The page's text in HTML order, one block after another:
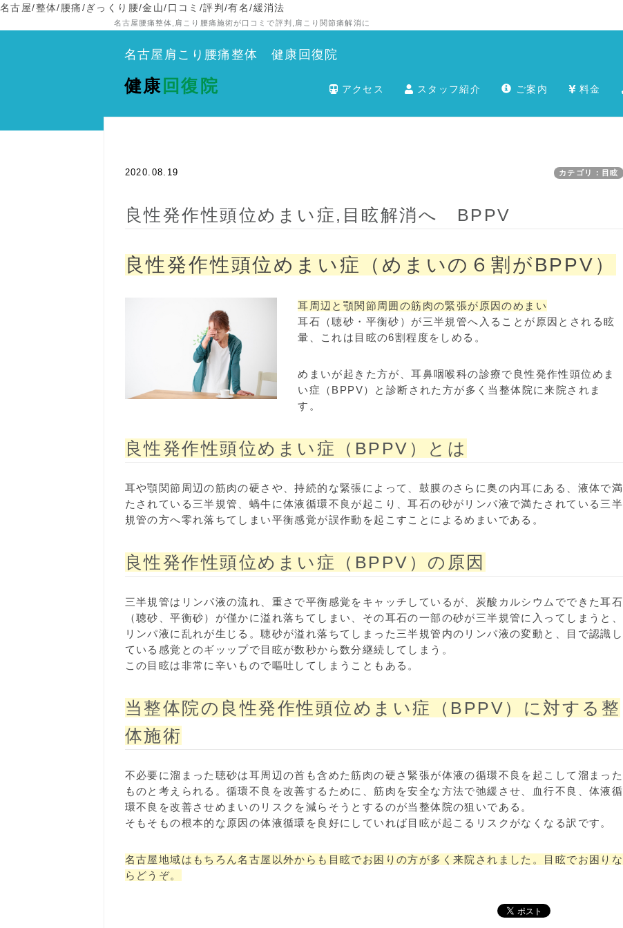
名古屋/整体/腰痛/ぎっくり腰/金山/口コミ/評判/有名/緩消法
名古屋腰痛整体,肩こり腰痛施術が口コミで評判,肩こり関節痛解消に
名古屋肩こり腰痛整体 健康回復院
アクセス スタッフ紹介 ご案内 料金
健康 回復院
2020.08.19 カテゴリ：目眩
良性発作性頭位めまい症,目眩解消へ BPPV
良性発作性頭位めまい症（めまいの６割がBPPV）
耳周辺と顎関節周囲の筋肉の緊張が原因のめまい
耳石（聴砂・平衡砂）が三半規管へ入ることが原因とされる眩
暈、これは目眩の6割程度をしめる。
めまいが起きた方が、耳鼻咽喉科の診療で良性発作性頭位めま
い症（BPPV）と診断された方が多く当整体院に来院されま
す。
良性発作性頭位めまい症（BPPV）とは
耳や顎関節周辺の筋肉の硬さや、持続的な緊張によって、鼓膜のさらに奥の内耳にある、液体で満
たされている三半規管、蝸牛に体液循環不良が起こり、耳石の砂がリンパ液で満たされている三半
規管の方へ零れ落ちてしまい平衡感覚が誤作動を起こすことによるめまいである。
良性発作性頭位めまい症（BPPV）の原因
三半規管はリンパ液の流れ、重さで平衡感覚をキャッチしているが、炭酸カルシウムでできた耳石
（聴砂、平衡砂）が僅かに溢れ落ちてしまい、その耳石の一部の砂が三半規管に入ってしまうと、
リンパ液に乱れが生じる。聴砂が溢れ落ちてしまった三半規管内のリンパ液の変動と、目で認識し
ている感覚とのギッップで目眩が数秒から数分継続してしまう。
この目眩は非常に辛いもので嘔吐してしまうこともある。
当整体院の良性発作性頭位めまい症（BPPV）に対する整
体施術
不必要に溜まった聴砂は耳周辺の首も含めた筋肉の硬さ緊張が体液の循環不良を起こして溜まった
ものと考えられる。循環不良を改善するために、筋肉を安全な方法で弛緩させ、血行不良、体液循
環不良を改善させめまいのリスクを減らそうとするのが当整体院の狙いである。
そもそもの根本的な原因の体液循環を良好にしていれば目眩が起こるリスクがなくなる訳です。
名古屋地域はもちろん名古屋以外からも目眩でお困りの方が多く来院されました。目眩でお困りな
らどうぞ。